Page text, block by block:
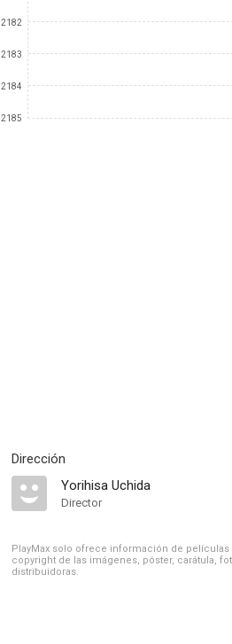
2182
2183
2184
2185
Dirección
Yorihisa Uchida
Director
PlayMax solo ofrece información de
copyright de las imágenes, póster, carátula,
distribuidoras.